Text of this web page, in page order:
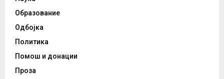
Образование
Одбојка
Политика
Помош и донации
Проза